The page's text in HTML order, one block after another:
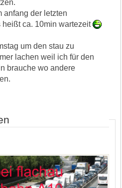
anfang der letzten
heißt ca. 10min wartezeit
um den stau zu
lachen weil ich für den
brauche wo andere